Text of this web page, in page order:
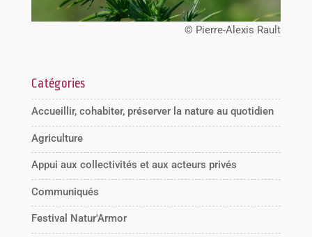
© Pierre-Alexis Rault
Catégories
Accueillir, cohabiter, préserver la nature au quotidien
Agriculture
Appui aux collectivités et aux acteurs privés
Communiqués
Festival Natur'Armor